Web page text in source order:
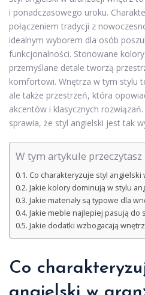
i ponadczasowego uroku.
połączeniem tradycji z
idealnym wyborem dla osób
funkcjonalności. Stonowane
przemyślane detale tworzą
komfortowi. Wnętrza w tym stylu
ale także przestrzeń, która
akcentów i klasycznych
sprawia, że styl angielski jest tak
W tym artykule przeczytasz
Co charakteryzuje styl angielski
Jakie kolory dominują w stylu
Jakie materiały są typowe dla
Jakie meble najlepiej pasują do
Jakie dodatki wzbogacają
Co